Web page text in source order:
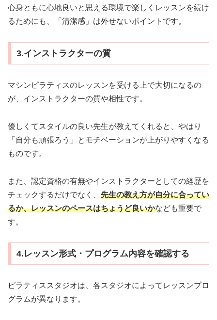
心身ともに心地良いと思える環境で楽しくレッスンを続け
るためにも、「清潔感」は外せないポイントです。
3.インストラクターの質
マシンピラティスのレッスンを受ける上で大切になるの
が、インストラクターの質や相性です。
優しくてスタイルの良い先生が教えてくれると、やはり
「自分も頑張ろう」とモチベーションが上がりやすくなる
ものです。
また、認定資格の有無やインストラクターとしての経歴を
チェックするだけでなく、 先生の教え方が自分に合ってい
るか、レッスンのペースはちょうど良いかなども重要で
す。
4.レッスン形式・プログラム内容を確認する
ピラティススタジオは、各スタジオによってレッスンプロ
グラムが異なります。